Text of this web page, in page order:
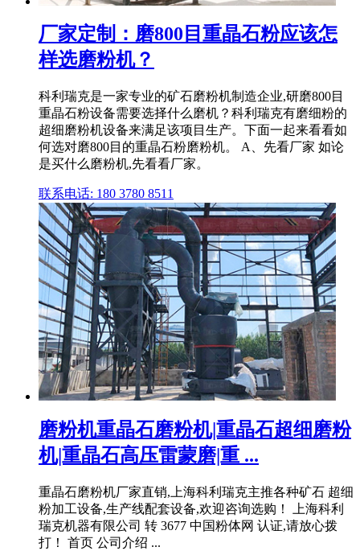
厂家定制：磨800目重晶石粉应该怎
样选磨粉机？
科利瑞克是一家专业的矿石磨粉机制造企业,研磨800目
重晶石粉设备需要选择什么磨机？科利瑞克有磨细粉的
超细磨粉机设备来满足该项目生产。下面一起来看看如
何选对磨800目的重晶石粉磨粉机。 A、先看厂家 如论
是买什么磨粉机,先看看厂家。
联系电话: 180 3780 8511
磨粉机重晶石磨粉机|重晶石超细磨粉
机|重晶石高压雷蒙磨|重 ...
重晶石磨粉机厂家直销,上海科利瑞克主推各种矿石 超细
粉加工设备,生产线配套设备,欢迎咨询选购！ 上海科利
瑞克机器有限公司 转 3677 中国粉体网 认证,请放心拨
打！ 首页 公司介绍 ...